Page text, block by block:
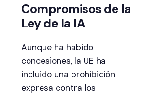
Compromisos de la
Ley de la IA
Aunque ha habido
concesiones, la UE ha
incluido una prohibición
expresa contra los